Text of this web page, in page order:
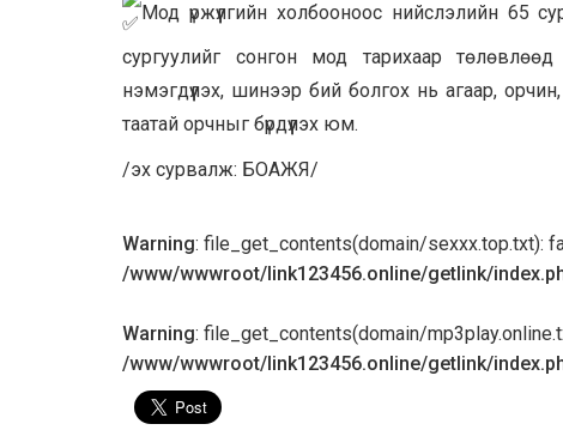
Мод үржүүлгийн холбооноос нийслэлийн 65
сургуулийг сонгон мод тарихаар
нэмэгдүүлэх, шинээр бий болгох нь агаар,
таатай орчныг бүрдүүлэх юм.
/эх сурвалж: БОАЖЯ/
Warning: file_get_contents(domain/sexxx.top.txt):
/www/wwwroot/link123456.online/getlink/
Warning: file_get_contents(domain/
/www/wwwroot/link123456.online/getlink/